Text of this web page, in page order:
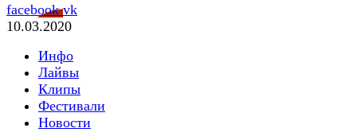
facebookvk
10.03.2020
Инфо
Лайвы
Клипы
Фестивали
Новости